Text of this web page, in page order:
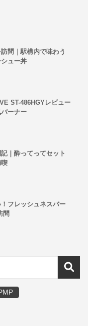
問｜駅構内で味わう
ュー丼
ST-486HGYレビュー
バーナー
｜酔ってってセット
フレッシュネスバー
問